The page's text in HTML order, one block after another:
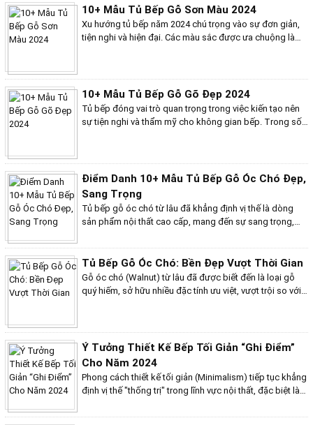
độ bền đẹp theo thời gian, chịu nước, chịu ẩm tốt, phù
hợp với khí hậu Việt Nam. Dưới đây là một số mẫu tủ
bếp gỗ căm xe đẹp đang được ưa chuộng trong năm
10+ Mẫu Tủ Bếp Gỗ Sơn Màu 2024
Xu hướng tủ bếp năm 2024 chú trọng vào sự đơn giản,
tiện nghi và hiện đại. Các màu sắc được ưa chuộng là
xanh dương, vàng, cam. Dưới đây là 10+ mẫu tủ bếp gỗ
sơn màu đẹp nhất năm 2024.
10+ Mẫu Tủ Bếp Gỗ Gõ Đẹp 2024
Tủ bếp đóng vai trò quan trọng trong việc kiến tạo nên
sự tiện nghi và thẩm mỹ cho không gian bếp. Trong số
tủ bếp hoàn hảo về cả chức năng và giá trị thẩm mỹ.
Dưới đây là 10+ mẫu tủ bếp gỗ gõ đẹp nhất năm 2024,
giúp bạn có thêm ý tưởng cho căn bếp mơ ước của
mình.
Điểm Danh 10+ Mẫu Tủ Bếp Gỗ Óc Chó Đẹp,
Sang Trọng
Tủ bếp gỗ óc chó từ lâu đã khẳng định vị thế là dòng
sản phẩm nội thất cao cấp, mang đến sự sang trọng,
bếp. Dưới đây là 10+ mẫu tủ bếp gỗ óc chó đẹp, sang
trọng được ưa chuộng nhất hiện nay.
Tủ Bếp Gỗ Óc Chó: Bền Đẹp Vượt Thời Gian
Gỗ óc chó (Walnut) từ lâu đã được biết đến là loại gỗ
quý hiếm, sở hữu nhiều đặc tính ưu việt, vượt trội so với
là tủ bếp. Với những ưu điểm vượt trội về cả tính thẩm
mỹ và chất lượng, tủ bếp gỗ óc chó chinh phục mọi
khách hàng dù là những người khó tính nhất. Dưới đây là
một số đặc tính nổi bật của gỗ óc chó.
Ý Tưởng Thiết Kế Bếp Tối Giản “Ghi Điểm”
Cho Năm 2024
Phong cách thiết kế tối giản (Minimalism) tiếp tục khẳng
định vị thế "thống trị" trong lĩnh vực nội thất, đặc biệt là
đẹp thanh lịch, tinh tế mà còn đề cao sự tiện nghi và tính